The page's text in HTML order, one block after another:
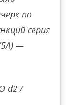
по
серия
—
d2 /